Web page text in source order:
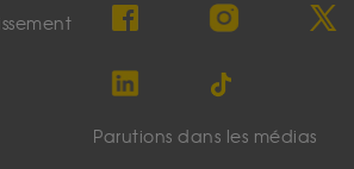
Parutions dans les médias